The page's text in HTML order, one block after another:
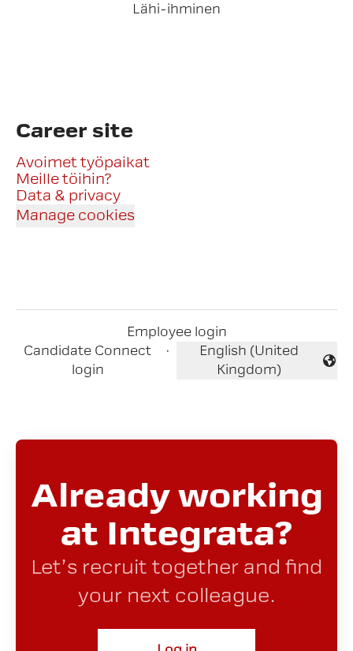
Lähi-ihminen
Career site
Avoimet työpaikat
Meille töihin?
Data & privacy
Manage cookies
Employee login
Candidate Connect
login
·
Change language
English (United
Kingdom)
Already working
at Integrata?
Let’s recruit together and find
your next colleague.